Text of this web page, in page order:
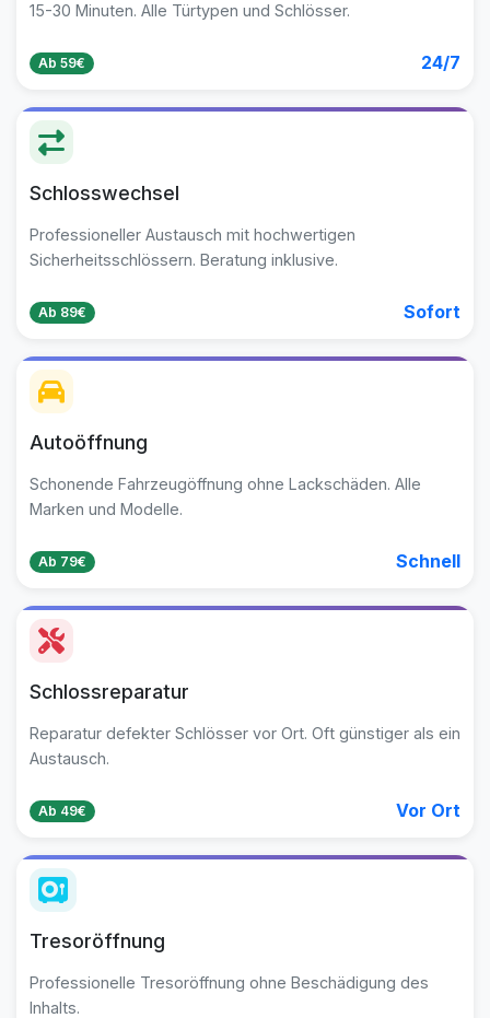
15-30 Minuten. Alle Türtypen und Schlösser.
Ab 59€ 24/7
Schlosswechsel
Professioneller Austausch mit hochwertigen
Sicherheitsschlössern. Beratung inklusive.
Ab 89€ Sofort
Autoöffnung
Schonende Fahrzeugöffnung ohne Lackschäden. Alle
Marken und Modelle.
Ab 79€ Schnell
Schlossreparatur
Reparatur defekter Schlösser vor Ort. Oft günstiger als ein
Austausch.
Ab 49€ Vor Ort
Tresoröffnung
Professionelle Tresoröffnung ohne Beschädigung des
Inhalts.